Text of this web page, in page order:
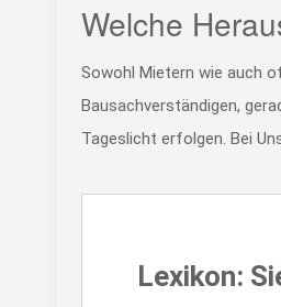
Welche
Sowohl Mietern wie auch
Bausachverständigen,
Tageslicht erfolgen. Bei
Lexikon: